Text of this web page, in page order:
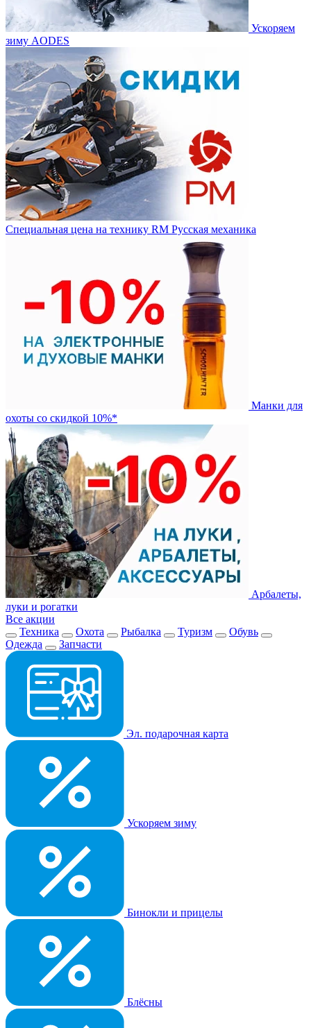
Ускоряем
зиму AODES
Специальная цена на технику RM Русская механика
Манки для
охоты со скидкой 10%*
Арбалеты,
луки и рогатки
Все акции
Техника
Охота Рыбалка Туризм
Обувь
Одежда
Запчасти
Эл. подарочная карта
Ускоряем зиму
Бинокли и прицелы
Блёсны